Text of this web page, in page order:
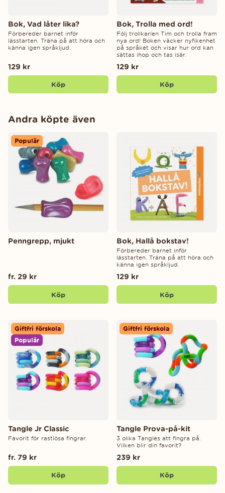
Bok, Vad låter lika?
Förbereder barnet inför
lässtarten. Träna på att höra och
känna igen språkljud.
129 kr
Köp
Bok, Trolla med ord!
Följ trollkarlen Tim och trolla fram
nya ord! Boken väcker nyfikenhet
på språket och visar hur ord kan
sättas ihop och tas isär.
129 kr
Köp
Andra köpte även
Populär
Penngrepp, mjukt
fr. 29 kr
Köp
Bok, Hallå bokstav!
Förbereder barnet inför
lässtarten. Träna på att höra och
känna igen språkljud.
129 kr
Köp
Giftfri förskola
Populär
Tangle Jr Classic
Favorit för rastlösa fingrar.
fr. 79 kr
Köp
Giftfri förskola
Tangle Prova-på-kit
3 olika Tangles att fingra på.
Vilken blir din favorit?
239 kr
Köp